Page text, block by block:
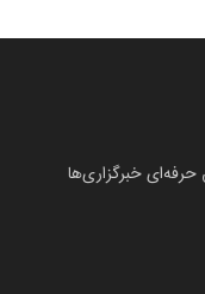
حرفه‌ای خبرگزاری‌ها